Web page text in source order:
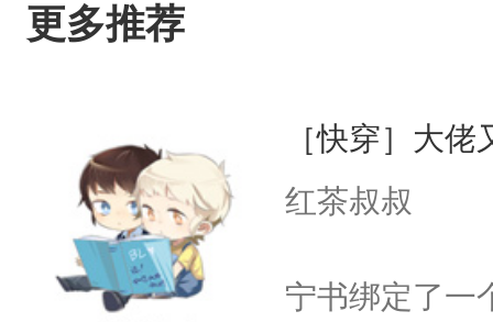
更多推荐
［快穿］大
红茶叔叔
宁书绑定了一